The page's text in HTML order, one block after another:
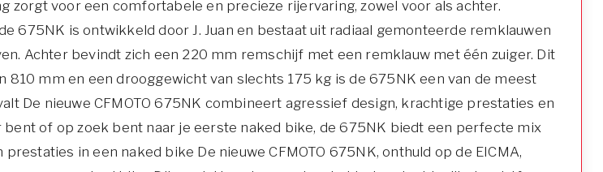
zorgt voor een comfortabele en precieze rijervaring, zowel voor als achter.
675NK is ontwikkeld door J. Juan en bestaat uit radiaal gemonteerde remklauwen
Achter bevindt zich een 220 mm remschijf met een remklauw met één zuiger. Dit
mm en een drooggewicht van slechts 175 kg is de 675NK een van de meest
De nieuwe CFMOTO 675NK combineert agressief design, krachtige prestaties en
of op zoek bent naar je eerste naked bike, de 675NK biedt een perfecte mix
in een naked bike De nieuwe CFMOTO 675NK, onthuld op de EICMA,